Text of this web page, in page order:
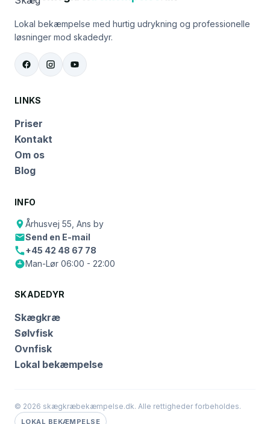
Lokal bekæmpelse med hurtig udrykning og professionelle
løsninger mod skadedyr.
LINKS
Priser
Kontakt
Om os
Blog
INFO
Århusvej 55, Ans by
Send en E-mail
+45 42 48 67 78
Man-Lør 06:00 - 22:00
SKADEDYR
Skægkræ
Sølvfisk
Ovnfisk
Lokal bekæmpelse
© 2026 skægkræbekæmpelse.dk. Alle rettigheder forbeholdes.
LOKAL BEKÆMPELSE